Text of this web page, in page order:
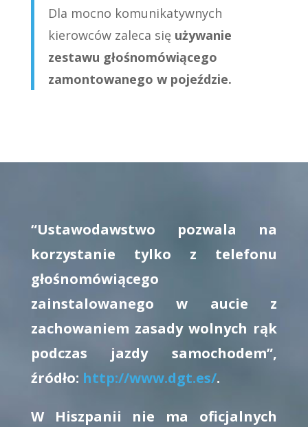
Dla mocno komunikatywnych
kierowców zaleca się używanie
zestawu głośnomówiącego
zamontowanego w pojeździe.
“Ustawodawstwo pozwala na
korzystanie tylko z telefonu
głośnomówiącego
zainstalowanego w aucie z
zachowaniem zasady wolnych rąk
podczas jazdy samochodem”,
źródło: http://www.dgt.es/.
W Hiszpanii nie ma oficjalnych